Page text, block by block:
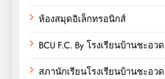
ห้องสมุดอิเล็กทรอนิกส์
BCU F.C. By โรงเรียนบ้านชะอวด
สภานักเรียนโรงเรียนบ้านชะอวด